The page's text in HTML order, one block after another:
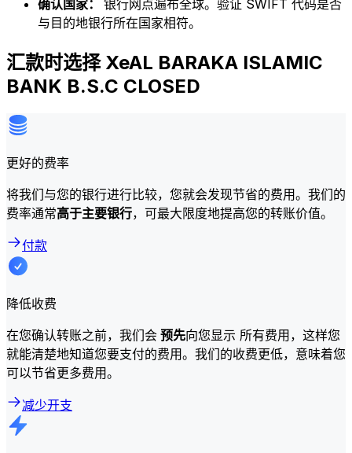
确认国家： 银行网点遍布全球。验证 SWIFT 代码是否
与目的地银行所在国家相符。
汇款时选择 XeAL BARAKA ISLAMIC
BANK B.S.C CLOSED
更好的费率
将我们与您的银行进行比较，您就会发现节省的费用。我们的
费率通常高于主要银行，可最大限度地提高您的转账价值。
付款
降低收费
在您确认转账之前，我们会 预先向您显示 所有费用，这样您
就能清楚地知道您要支付的费用。我们的收费更低，意味着您
可以节省更多费用。
减少开支